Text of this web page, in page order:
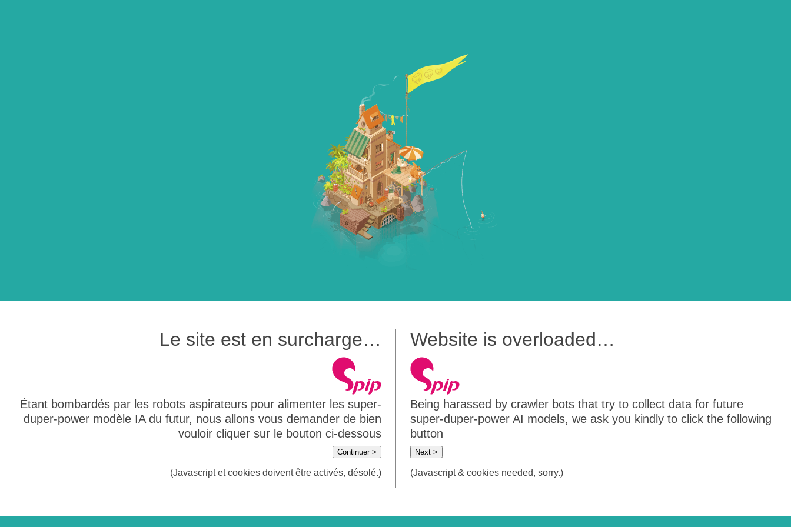
Le site est en surcharge…
Étant bombardés par les robots aspirateurs pour alimenter les super-
duper-power modèle IA du futur, nous allons vous demander de bien
vouloir cliquer sur le bouton ci-dessous
Continuer >
(Javascript et cookies doivent être activés, désolé.)
Website is overloaded…
Being harassed by crawler bots that try to collect data for future
super-duper-power AI models, we ask you kindly to click the following
button
Next >
(Javascript & cookies needed, sorry.)